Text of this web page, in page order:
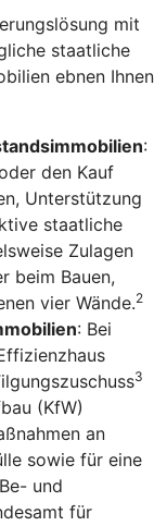
mit
staatliche
ebnen Ihnen
:
den Kauf
Unterstützung
staatliche
Zulagen
beim Bauen,
vier Wände.2
: Bei
3
(KfW)
an
sowie für eine
und
für